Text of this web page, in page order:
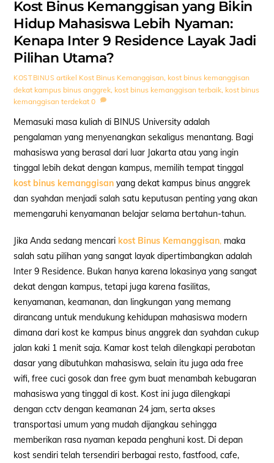
Kost Binus Kemanggisan yang Bikin
Hidup Mahasiswa Lebih Nyaman:
Kenapa Inter 9 Residence Layak Jadi
Pilihan Utama?
KOSTBINUS artikel Kost Binus Kemanggisan, kost binus kemanggisan
dekat kampus binus anggrek, kost binus kemanggisan terbaik, kost binus
kemanggisan terdekat 0
Memasuki masa kuliah di BINUS University adalah
pengalaman yang menyenangkan sekaligus menantang. Bagi
mahasiswa yang berasal dari luar Jakarta atau yang ingin
tinggal lebih dekat dengan kampus, memilih tempat tinggal
kost binus kemanggisan yang dekat kampus binus anggrek
dan syahdan menjadi salah satu keputusan penting yang akan
memengaruhi kenyamanan belajar selama bertahun-tahun.
Jika Anda sedang mencari kost Binus Kemanggisan, maka
salah satu pilihan yang sangat layak dipertimbangkan adalah
Inter 9 Residence. Bukan hanya karena lokasinya yang sangat
dekat dengan kampus, tetapi juga karena fasilitas,
kenyamanan, keamanan, dan lingkungan yang memang
dirancang untuk mendukung kehidupan mahasiswa modern
dimana dari kost ke kampus binus anggrek dan syahdan cukup
jalan kaki 1 menit saja. Kamar kost telah dilengkapi perabotan
dasar yang dibutuhkan mahasiswa, selain itu juga ada free
wifi, free cuci gosok dan free gym buat menambah kebugaran
mahasiswa yang tinggal di kost. Kost ini juga dilengkapi
dengan cctv dengan keamanan 24 jam, serta akses
transportasi umum yang mudah dijangkau sehingga
memberikan rasa nyaman kepada penghuni kost. Di depan
kost sendiri telah tersendiri berbagai resto, fastfood, cafe,